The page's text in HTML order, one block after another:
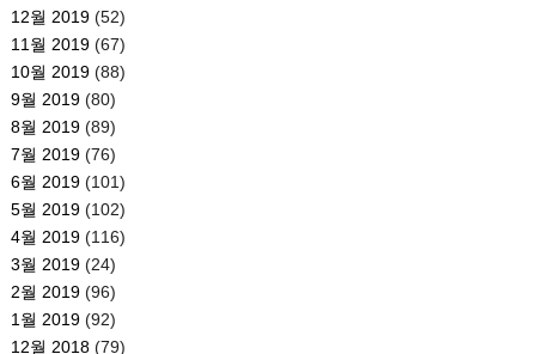
12월 2019(52)
11월 2019(67)
10월 2019(88)
9월 2019(80)
8월 2019(89)
7월 2019(76)
6월 2019(101)
5월 2019(102)
4월 2019(116)
3월 2019(24)
2월 2019(96)
1월 2019(92)
12월 2018(79)